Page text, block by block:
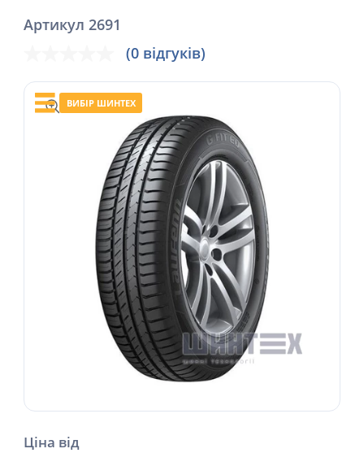
Артикул 2691
(0 відгуків)
ВИБІР ШИНТЕХ
Ціна від